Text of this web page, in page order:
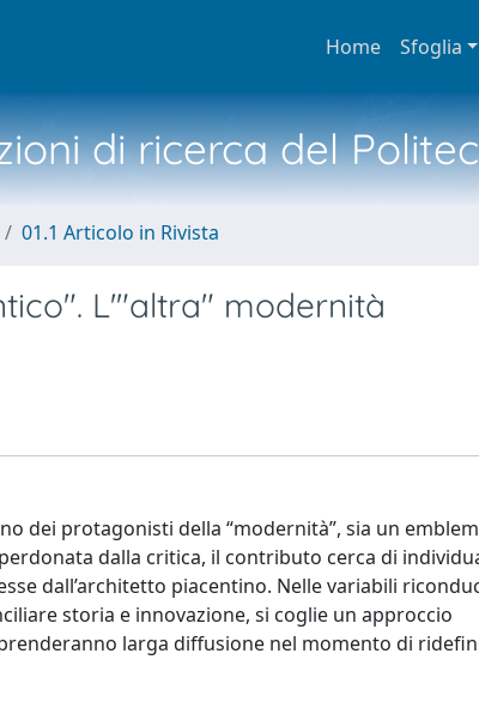
Home Sfoglia
di ricerca del
01.1 Articolo in Rivista
L'"altra" modernità
dei protagonisti della “modernità”, sia un
dalla critica, il contributo cerca di
dall’architetto piacentino. Nelle variabili
storia e innovazione, si coglie un approccio
larga diffusione nel momento di